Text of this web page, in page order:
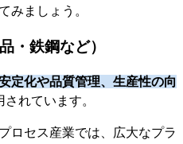
みましょう。
・鉄鋼など）
定化や品質管理、生産性の向
れています。
ロセス産業では、広大なプラ